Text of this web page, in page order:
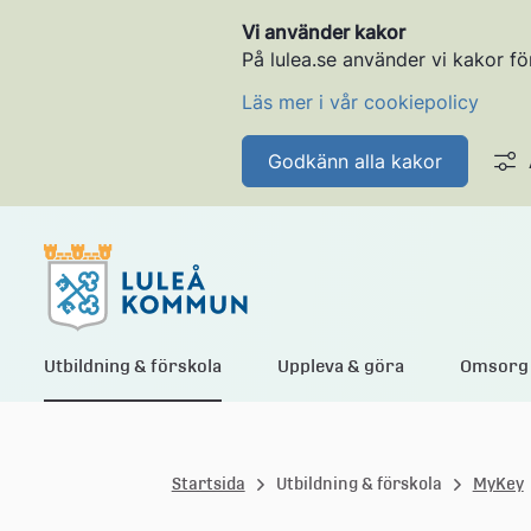
Vi använder kakor
På lulea.se använder vi kakor
Läs mer i vår cookiepolicy
Godkänn alla kakor
L
Utbildning & förskola Uppleva & göra
Startsida Utbildning & förskola MyKey